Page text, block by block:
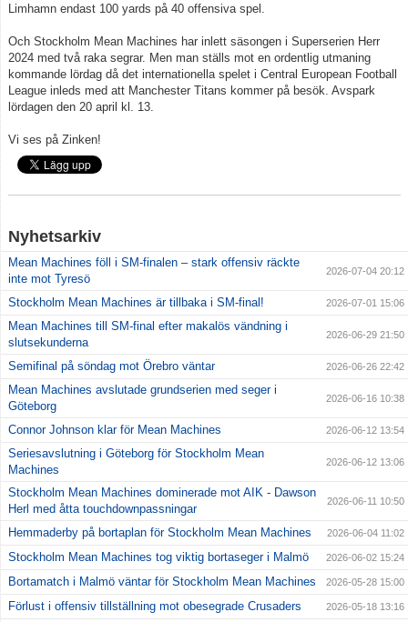
Limhamn endast 100 yards på 40 offensiva spel.
Och Stockholm Mean Machines har inlett säsongen i Superserien Herr
2024 med två raka segrar. Men man ställs mot en ordentlig utmaning
kommande lördag då det internationella spelet i Central European Football
League inleds med att Manchester Titans kommer på besök. Avspark
lördagen den 20 april kl. 13.
Vi ses på Zinken!
Nyhetsarkiv
Mean Machines föll i SM-finalen – stark offensiv räckte
inte mot Tyresö
2026-07-04 20:12
Stockholm Mean Machines är tillbaka i SM-final! 2026-07-01 15:06
Mean Machines till SM-final efter makalös vändning i
slutsekunderna
2026-06-29 21:50
Semifinal på söndag mot Örebro väntar 2026-06-26 22:42
Mean Machines avslutade grundserien med seger i
Göteborg
2026-06-16 10:38
Connor Johnson klar för Mean Machines 2026-06-12 13:54
Seriesavslutning i Göteborg för Stockholm Mean
Machines
2026-06-12 13:06
Stockholm Mean Machines dominerade mot AIK - Dawson
Herl med åtta touchdownpassningar
2026-06-11 10:50
Hemmaderby på bortaplan för Stockholm Mean Machines 2026-06-04 11:02
Stockholm Mean Machines tog viktig bortaseger i Malmö 2026-06-02 15:24
Bortamatch i Malmö väntar för Stockholm Mean Machines 2026-05-28 15:00
Förlust i offensiv tillställning mot obesegrade Crusaders 2026-05-18 13:16